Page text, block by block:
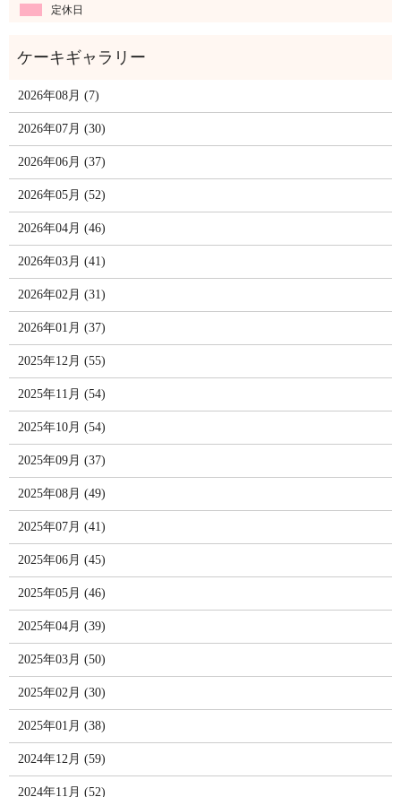
定休日
2026年08月 (7)
2026年07月 (30)
2026年06月 (37)
2026年05月 (52)
2026年04月 (46)
2026年03月 (41)
2026年02月 (31)
2026年01月 (37)
2025年12月 (55)
2025年11月 (54)
2025年10月 (54)
2025年09月 (37)
2025年08月 (49)
2025年07月 (41)
2025年06月 (45)
2025年05月 (46)
2025年04月 (39)
2025年03月 (50)
2025年02月 (30)
2025年01月 (38)
2024年12月 (59)
2024年11月 (52)